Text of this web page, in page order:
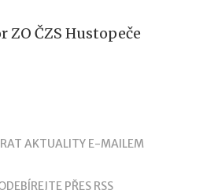
ZO ČZS Hustopeče
AKTUALITY E-MAILEM
PŘES RSS